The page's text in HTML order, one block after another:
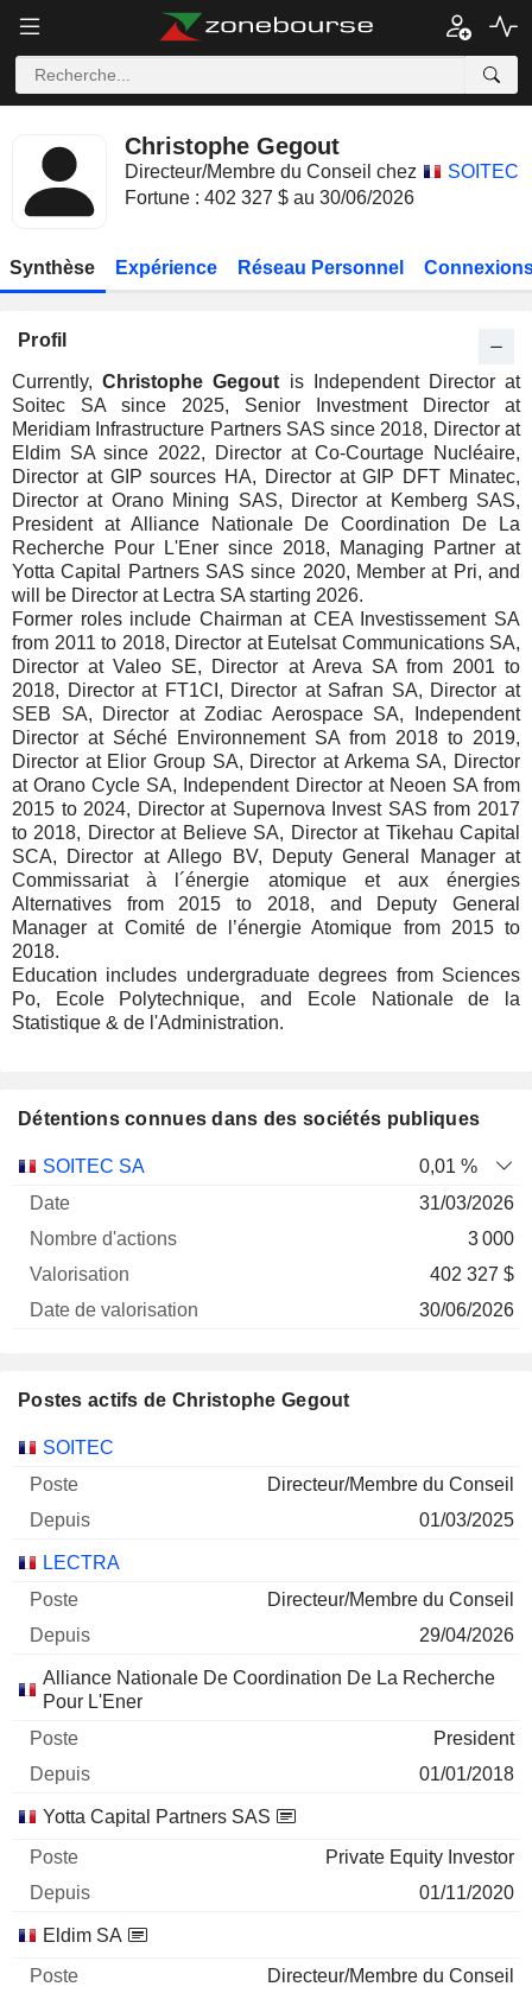
Christophe Gegout
Directeur/Membre du Conseil chez
SOITEC
Fortune : 402 327 $ au 30/06/2026
Synthèse Expérience Réseau Personnel
Profil
Currently,Christophe Gegout is Independent Director at
Soitec SA since 2025, Senior Investment Director at
Meridiam Infrastructure Partners SAS since 2018, Director at
Eldim SA since 2022, Director at Co-Courtage Nucléaire,
Director at GIP sources HA, Director at GIP DFT Minatec,
Director at Orano Mining SAS, Director at Kemberg SAS,
President at Alliance Nationale De Coordination De La
Recherche Pour L'Ener since 2018, Managing Partner at
Yotta Capital Partners SAS since 2020, Member at Pri, and
will be Director at Lectra SA starting 2026.
Former roles include Chairman at CEA Investissement SA
from 2011 to 2018, Director at Eutelsat Communications SA,
Director at Valeo SE, Director at Areva SA from 2001 to
2018, Director at FT1CI, Director at Safran SA, Director at
SEB SA, Director at Zodiac Aerospace SA, Independent
Director at Séché Environnement SA from 2018 to 2019,
Director at Elior Group SA, Director at Arkema SA, Director
at Orano Cycle SA, Independent Director at Neoen SA from
2015 to 2024, Director at Supernova Invest SAS from 2017
to 2018, Director at Believe SA, Director at Tikehau Capital
SCA, Director at Allego BV, Deputy General Manager at
Commissariat à l´énergie atomique et aux énergies
Alternatives from 2015 to 2018, and Deputy General
Manager at Comité de l’énergie Atomique from 2015 to
2018.
Education includes undergraduate degrees from Sciences
Po, Ecole Polytechnique, and Ecole Nationale de la
Statistique & de l'Administration.
Détentions connues dans des sociétés publiques
Date de
SOITEC SA
0,01 %
31/03/2026
3 000
402 327 $
30/06/2026
Postes actifs de Christophe Gegout
Sociétés Poste
SOITEC
Directeur/Membre du Conseil
01/03/2025
LECTRA
Directeur/Membre du Conseil
29/04/2026
Alliance Nationale De Coordination De La Recherche
Pour L'Ener
President
01/01/2018
Yotta Capital Partners SAS
Private Equity Investor
01/11/2020
Eldim SA
Directeur/Membre du Conseil